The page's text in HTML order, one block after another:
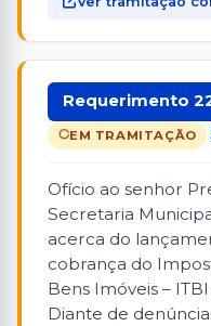
Requerimento
EM TRAMITAÇÃO
Ofício ao senhor
Secretaria
acerca do
cobrança do
Bens Imóveis –
Diante de